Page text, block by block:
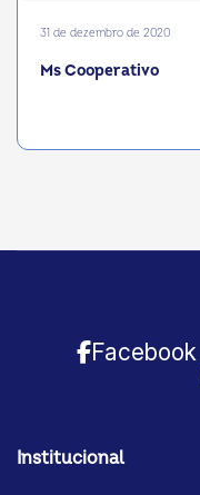
31 de dezembro de 2020
Ms Cooperativo
Facebook
Institucional